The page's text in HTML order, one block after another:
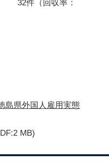
島県外国人雇用実態
MB)